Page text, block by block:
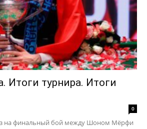
Итоги турнира. Итоги
0
на финальный бой между Шоном Мёрфи